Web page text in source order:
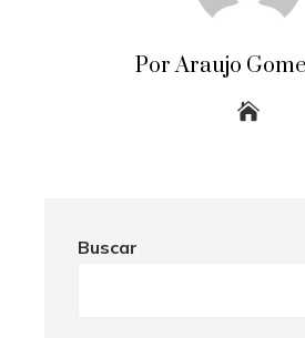
Por Araujo
Buscar